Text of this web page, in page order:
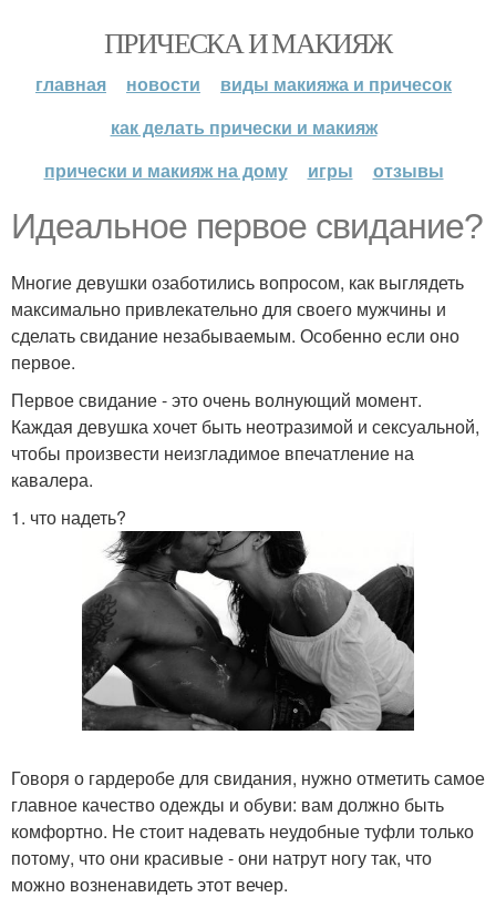
ПРИЧЕСКА И МАКИЯЖ
главная новости
виды макияжа и причесок
как делать прически и макияж
прически и макияж на дому
игры отзывы
Идеальное первое свидание?
Многие девушки озаботились вопросом, как выглядеть
максимально привлекательно для своего мужчины и
сделать свидание незабываемым. Особенно если оно
первое.
Первое свидание - это очень волнующий момент.
Каждая девушка хочет быть неотразимой и сексуальной,
чтобы произвести неизгладимое впечатление на
кавалера.
1. что надеть?
Говоря о гардеробе для свидания, нужно отметить самое
главное качество одежды и обуви: вам должно быть
комфортно. Не стоит надевать неудобные туфли только
потому, что они красивые - они натрут ногу так, что
можно возненавидеть этот вечер.